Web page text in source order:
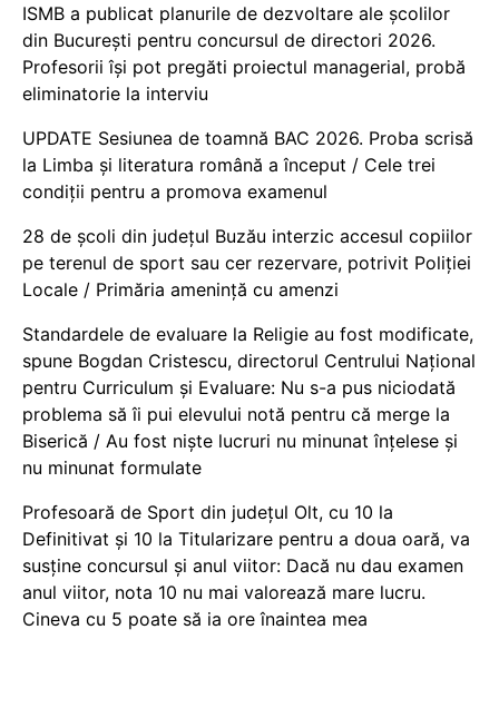
ISMB a publicat planurile de dezvoltare ale școlilor
din București pentru concursul de directori 2026.
Profesorii își pot pregăti proiectul managerial, probă
eliminatorie la interviu
UPDATE Sesiunea de toamnă BAC 2026. Proba scrisă
la Limba și literatura română a început / Cele trei
condiții pentru a promova examenul
28 de școli din județul Buzău interzic accesul copiilor
pe terenul de sport sau cer rezervare, potrivit Poliției
Locale / Primăria amenință cu amenzi
Standardele de evaluare la Religie au fost modificate,
spune Bogdan Cristescu, directorul Centrului Național
pentru Curriculum și Evaluare: Nu s-a pus niciodată
problema să îi pui elevului notă pentru că merge la
Biserică / Au fost niște lucruri nu minunat înțelese și
nu minunat formulate
Profesoară de Sport din județul Olt, cu 10 la
Definitivat și 10 la Titularizare pentru a doua oară, va
susține concursul și anul viitor: Dacă nu dau examen
anul viitor, nota 10 nu mai valorează mare lucru.
Cineva cu 5 poate să ia ore înaintea mea